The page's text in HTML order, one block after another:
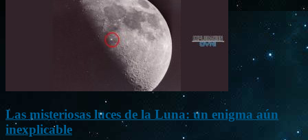
Las misteriosas luces de la Luna: un enigma aún
inexplicable